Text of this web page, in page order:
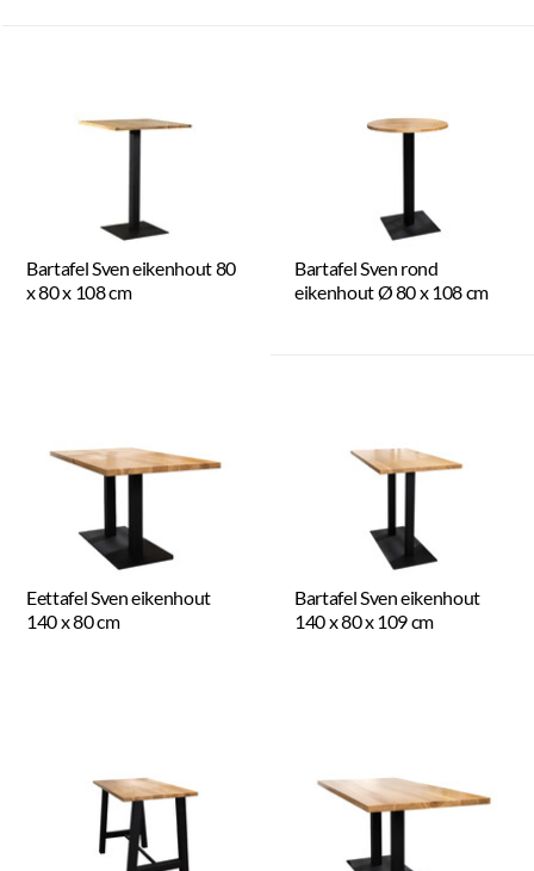
Bartafel Sven eikenhout 80
x 80 x 108 cm
Bartafel Sven rond
eikenhout Ø 80 x 108 cm
Eettafel Sven eikenhout
140 x 80 cm
Bartafel Sven eikenhout
140 x 80 x 109 cm